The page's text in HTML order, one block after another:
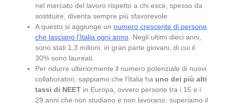
nel mercato del lavoro rispetto a chi esce, spesso da
sostituire, diventa sempre più sfavorevole.
A questo si aggiunge un numero crescente di persone
che lasciano l’Italia ogni anno. Negli ultimi dieci anni,
sono stati 1,3 milioni, in gran parte giovani, di cui il
30% sono laureati.
Per ridurre ulteriormente il numero potenziale di nuovi
collaboratori, sappiamo che l’Italia ha uno dei più alti
tassi di NEET in Europa, ovvero persone tra i 15 e i
29 anni che non studiano e non lavorano: superiamo il